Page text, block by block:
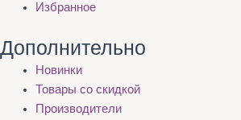
Избранное
Дополнительно
Новинки
Товары со скидкой
Производители